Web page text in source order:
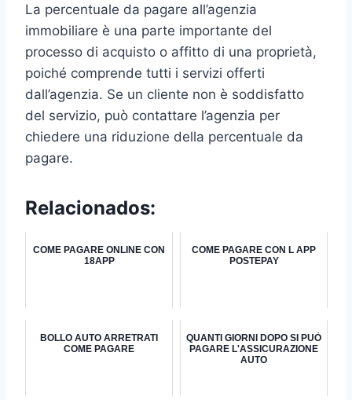
La percentuale da pagare all’agenzia
immobiliare è una parte importante del
processo di acquisto o affitto di una proprietà,
poiché comprende tutti i servizi offerti
dall’agenzia. Se un cliente non è soddisfatto
del servizio, può contattare l’agenzia per
chiedere una riduzione della percentuale da
pagare.
Relacionados:
COME PAGARE ONLINE CON
18APP
COME PAGARE CON L APP
POSTEPAY
BOLLO AUTO ARRETRATI
COME PAGARE
QUANTI GIORNI DOPO SI PUÒ
PAGARE L'ASSICURAZIONE
AUTO